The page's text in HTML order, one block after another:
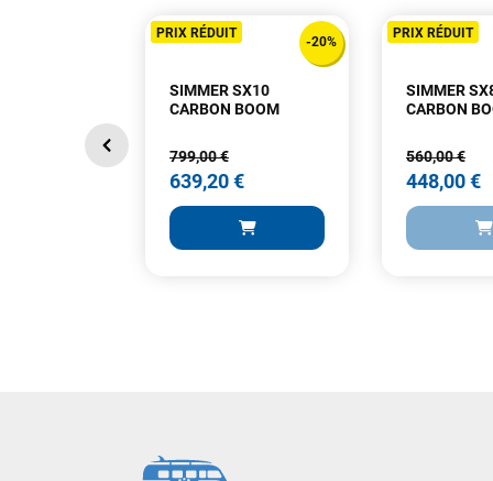
PRIX RÉDUIT
-20%
SIMMER SX10
CARBON BOOM
799,00 €
639,20 €
PRIX RÉDUIT
SIMMER
CARBON
560,00 €
448,00 €